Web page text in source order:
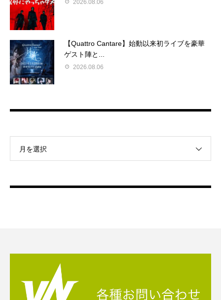
2026.08.06
【Quattro Cantare】始動以来初ライブを豪華
ゲスト陣と...
2026.08.06
月を選択